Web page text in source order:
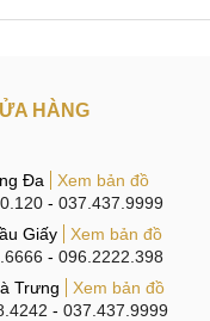
HÀNG
Đa
Xem bản đồ
- 037.437.9999
Giấy
Xem bản đồ
- 096.2222.398
Trưng
Xem bản đồ
- 037.437.9999